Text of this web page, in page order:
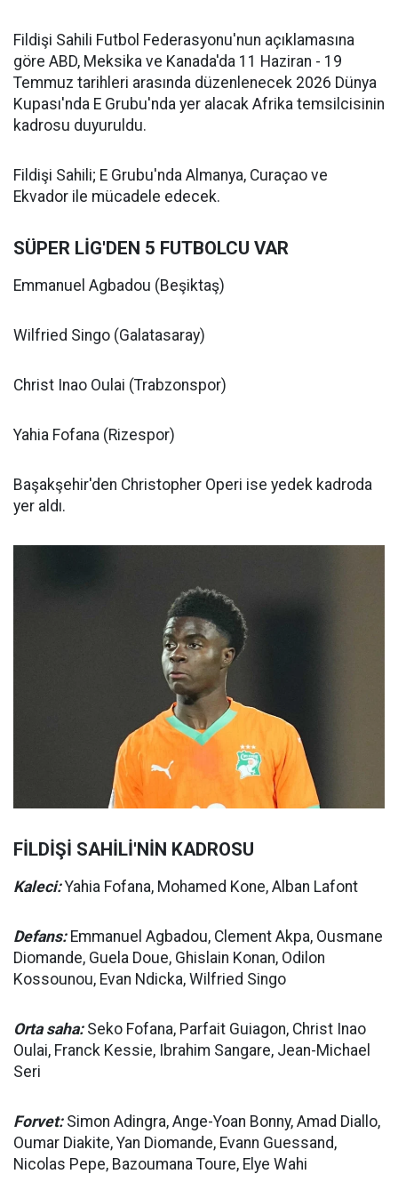
Fildişi Sahili Futbol Federasyonu'nun açıklamasına
göre ABD, Meksika ve Kanada'da 11 Haziran - 19
Temmuz tarihleri arasında düzenlenecek 2026 Dünya
Kupası'nda E Grubu'nda yer alacak Afrika temsilcisinin
kadrosu duyuruldu.
Fildişi Sahili; E Grubu'nda Almanya, Curaçao ve
Ekvador ile mücadele edecek.
SÜPER LİG'DEN 5 FUTBOLCU VAR
Emmanuel Agbadou (Beşiktaş)
Wilfried Singo (Galatasaray)
Christ Inao Oulai (Trabzonspor)
Yahia Fofana (Rizespor)
Başakşehir'den Christopher Operi ise yedek kadroda
yer aldı.
FİLDİŞİ SAHİLİ'NİN KADROSU
Kaleci:Yahia Fofana, Mohamed Kone, Alban Lafont
Defans:Emmanuel Agbadou, Clement Akpa, Ousmane
Diomande, Guela Doue, Ghislain Konan, Odilon
Kossounou, Evan Ndicka, Wilfried Singo
Orta saha:Seko Fofana, Parfait Guiagon, Christ Inao
Oulai, Franck Kessie, Ibrahim Sangare, Jean-Michael
Seri
Forvet:Simon Adingra, Ange-Yoan Bonny, Amad Diallo,
Oumar Diakite, Yan Diomande, Evann Guessand,
Nicolas Pepe, Bazoumana Toure, Elye Wahi